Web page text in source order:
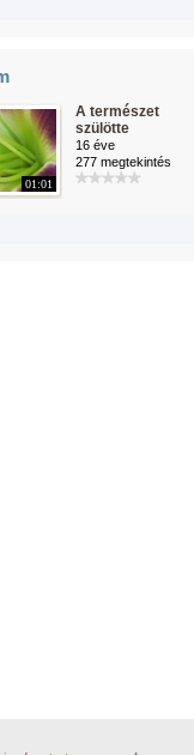
01:01
A természet
szülötte
16 éve
277 megtekintés